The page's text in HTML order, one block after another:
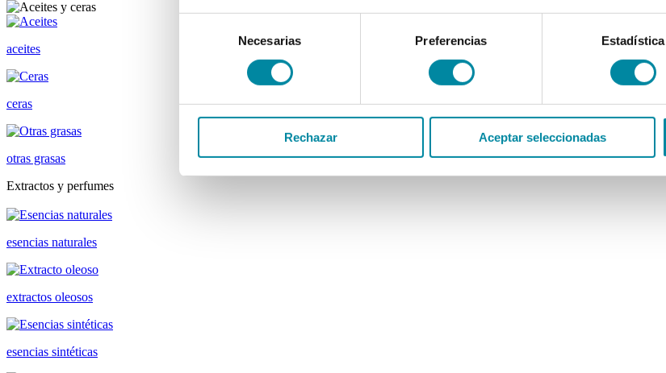
consentimiento
Necesarias Preferencias Estadística
Rechazar Aceptar seleccionadas
aceites
ceras
otras grasas
Extractos y perfumes
esencias naturales
extractos oleosos
esencias sintéticas